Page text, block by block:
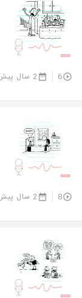
6 2 سال پیش
8 2 سال پیش